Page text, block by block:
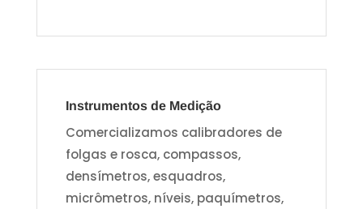
Instrumentos de Medição
Comercializamos calibradores de
folgas e rosca, compassos,
densímetros, esquadros,
micrômetros, níveis, paquímetros,